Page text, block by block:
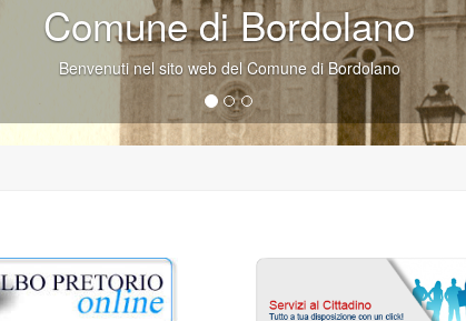
Comune di Bordolano
Benvenuti nel sito web del Comune di Bordolano